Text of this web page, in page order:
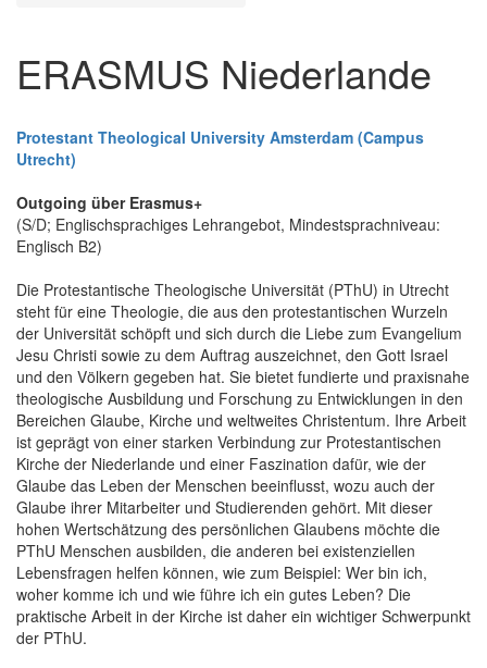
ERASMUS Niederlande
Protestant Theological University Amsterdam (Campus
Utrecht)
Outgoing über Erasmus+
(S/D; Englischsprachiges Lehrangebot, Mindestsprachniveau:
Englisch B2)
Die Protestantische Theologische Universität (PThU) in Utrecht
steht für eine Theologie, die aus den protestantischen Wurzeln
der Universität schöpft und sich durch die Liebe zum Evangelium
Jesu Christi sowie zu dem Auftrag auszeichnet, den Gott Israel
und den Völkern gegeben hat. Sie bietet fundierte und praxisnahe
theologische Ausbildung und Forschung zu Entwicklungen in den
Bereichen Glaube, Kirche und weltweites Christentum. Ihre Arbeit
ist geprägt von einer starken Verbindung zur Protestantischen
Kirche der Niederlande und einer Faszination dafür, wie der
Glaube das Leben der Menschen beeinflusst, wozu auch der
Glaube ihrer Mitarbeiter und Studierenden gehört. Mit dieser
hohen Wertschätzung des persönlichen Glaubens möchte die
PThU Menschen ausbilden, die anderen bei existenziellen
Lebensfragen helfen können, wie zum Beispiel: Wer bin ich,
woher komme ich und wie führe ich ein gutes Leben? Die
praktische Arbeit in der Kirche ist daher ein wichtiger Schwerpunkt
der PThU.